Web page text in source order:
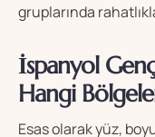
gruplarında
İspanyol
Hangi
Esas olarak yüz,